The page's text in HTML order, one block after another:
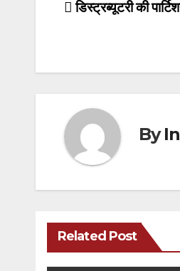
Post
डिस्ट्रब्यूटरी की
By
Related Post